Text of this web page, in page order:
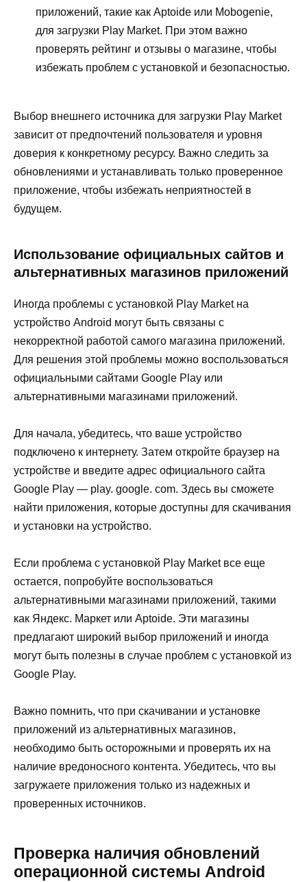
приложений, такие как Aptoide или Mobogenie,
для загрузки Play Market. При этом важно
проверять рейтинг и отзывы о магазине, чтобы
избежать проблем с установкой и безопасностью.
Выбор внешнего источника для загрузки Play Market
зависит от предпочтений пользователя и уровня
доверия к конкретному ресурсу. Важно следить за
обновлениями и устанавливать только проверенное
приложение, чтобы избежать неприятностей в
будущем.
Использование официальных сайтов и
альтернативных магазинов приложений
Иногда проблемы с установкой Play Market на
устройство Android могут быть связаны с
некорректной работой самого магазина приложений.
Для решения этой проблемы можно воспользоваться
официальными сайтами Google Play или
альтернативными магазинами приложений.
Для начала, убедитесь, что ваше устройство
подключено к интернету. Затем откройте браузер на
устройстве и введите адрес официального сайта
Google Play — play. google. com. Здесь вы сможете
найти приложения, которые доступны для скачивания
и установки на устройство.
Если проблема с установкой Play Market все еще
остается, попробуйте воспользоваться
альтернативными магазинами приложений, такими
как Яндекс. Маркет или Aptoide. Эти магазины
предлагают широкий выбор приложений и иногда
могут быть полезны в случае проблем с установкой из
Google Play.
Важно помнить, что при скачивании и установке
приложений из альтернативных магазинов,
необходимо быть осторожными и проверять их на
наличие вредоносного контента. Убедитесь, что вы
загружаете приложения только из надежных и
проверенных источников.
Проверка наличия обновлений
операционной системы Android